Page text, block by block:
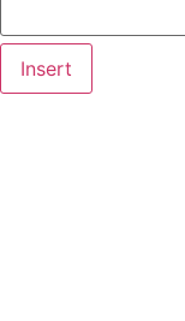
Insert